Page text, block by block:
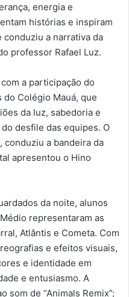
energia e
histórias e inspiram
conduziu a narrativa da
professor Rafael Luz.
a participação do
Colégio Mauá, que
da luz, sabedoria e
desfile das equipes. O
a bandeira da
apresentou o Hino
da noite, alunos
representaram as
Atlântis e Cometa. Com
e efeitos visuais,
e identidade em
e entusiasmo. A
som de “Animals Remix”;